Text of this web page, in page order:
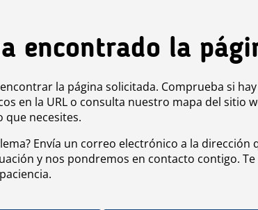
encontrado la
la página solicitada. Comprueba si hay
en la URL o consulta nuestro mapa del sitio
que necesites.
Envía un correo electrónico a la dirección
y nos pondremos en contacto contigo. Te